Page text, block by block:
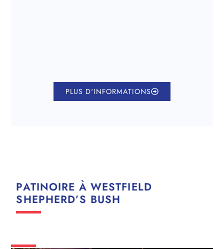
PLUS D'INFORMATIONS
PATINOIRE À WESTFIELD
SHEPHERD’S BUSH